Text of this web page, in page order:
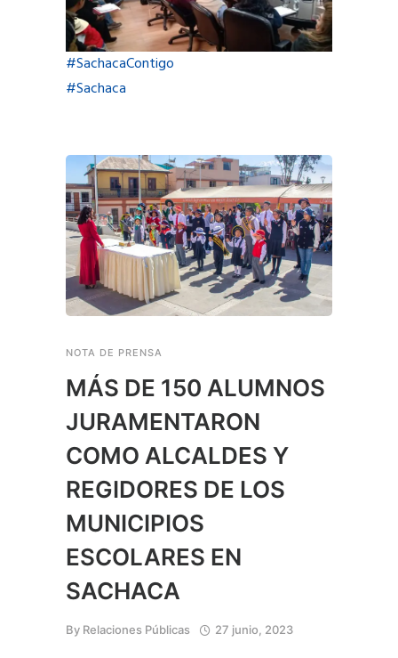
#SachacaContigo
#Sachaca
NOTA DE PRENSA
MÁS DE 150 ALUMNOS
JURAMENTARON
COMO ALCALDES Y
REGIDORES DE LOS
MUNICIPIOS
ESCOLARES EN
SACHACA
By Relaciones Públicas 27 junio, 2023